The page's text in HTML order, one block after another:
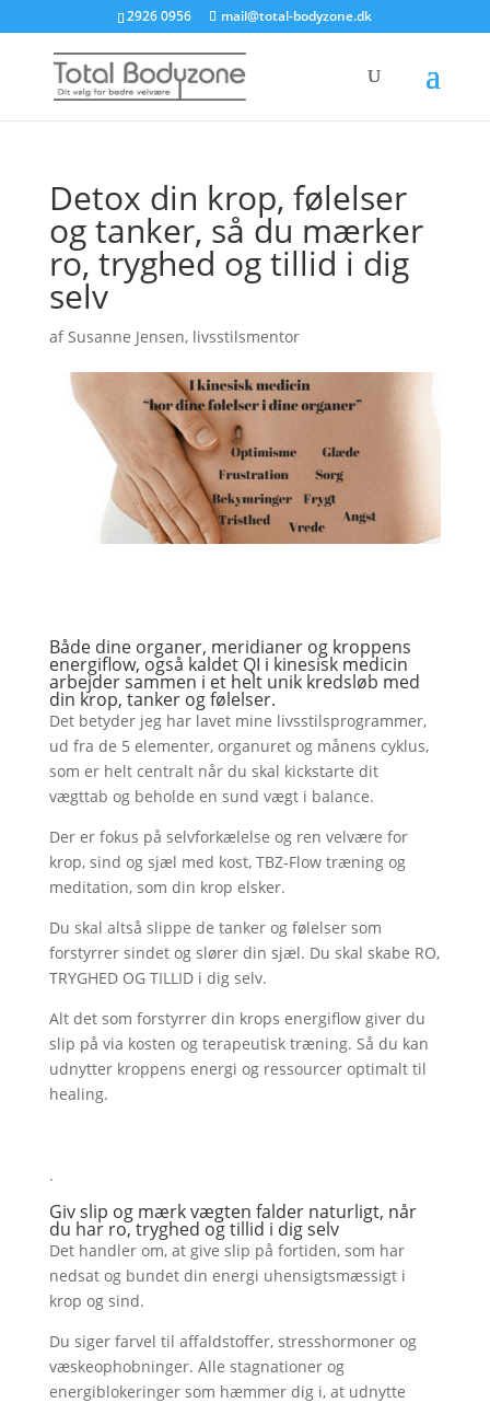
2926 0956 mail@total-bodyzone.dk
Detox din krop, følelser
og tanker, så du mærker
ro, tryghed og tillid i dig
selv
afSusanne Jensen, livsstilsmentor
Både dine organer, meridianer og kroppens
energiflow, også kaldet QI i kinesisk medicin
arbejder sammen i et helt unik kredsløb med
din krop, tanker og følelser.
Det betyder jeg har lavet mine livsstilsprogrammer,
ud fra de 5 elementer, organuret og månens cyklus,
som er helt centralt når du skal kickstarte dit
vægttab og beholde en sund vægt i balance.
Der er fokus på selvforkælelse og ren velvære for
krop, sind og sjæl med kost, TBZ-Flow træning og
meditation, som din krop elsker.
Du skal altså slippe de tanker og følelser som
forstyrrer sindet og slører din sjæl. Du skal skabe RO,
TRYGHED OG TILLID i dig selv.
Alt det som forstyrrer din krops energiflow giver du
slip på via kosten og terapeutisk træning. Så du kan
udnytter kroppens energi og ressourcer optimalt til
healing.
.
Giv slip og mærk vægten falder naturligt, når
du har ro, tryghed og tillid i dig selv
Det handler om, at give slip på fortiden, som har
nedsat og bundet din energi uhensigtsmæssigt i
krop og sind.
Du siger farvel til affaldstoffer, stresshormoner og
væskeophobninger. Alle stagnationer og
energiblokeringer som hæmmer dig i, at udnytte